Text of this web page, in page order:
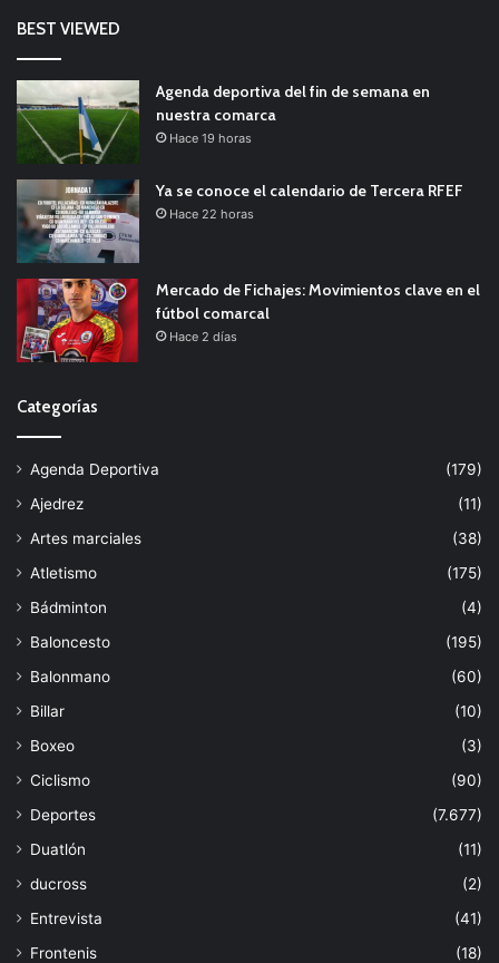
BEST VIEWED
Agenda deportiva del fin de semana en
nuestra comarca
Hace 19 horas
Ya se conoce el calendario de Tercera RFEF
Hace 22 horas
Mercado de Fichajes: Movimientos clave en el
fútbol comarcal
Hace 2 días
Categorías
Agenda Deportiva
(179)
Ajedrez
(11)
Artes marciales
(38)
Atletismo
(175)
Bádminton
(4)
Baloncesto
(195)
Balonmano
(60)
Billar
(10)
Boxeo
(3)
Ciclismo
(90)
Deportes
(7.677)
Duatlón
(11)
ducross
(2)
Entrevista
(41)
Frontenis
(18)